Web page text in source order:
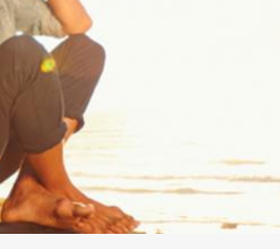
Visión de Quálitas en el futuro próximo
Identidad
Valores que integran la cultura Quálitas
Segmentos que atendemos
Cobertura Geográfica
Nuestra Expansión